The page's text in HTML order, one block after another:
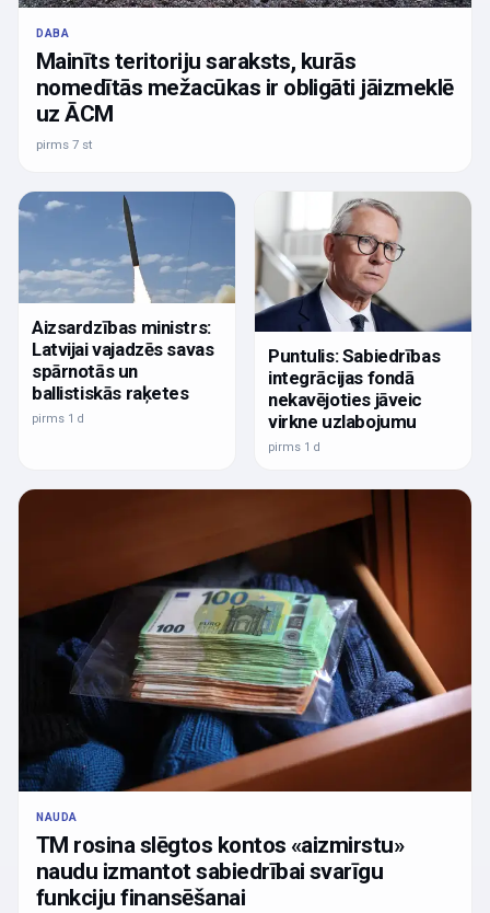
DABA
Mainīts teritoriju saraksts, kurās
nomedītās mežacūkas ir obligāti jāizmeklē
uz ĀCM
pirms 7 st
Aizsardzības ministrs:
Latvijai vajadzēs savas
spārnotās un
ballistiskās raķetes
pirms 1 d
Puntulis: Sabiedrības
integrācijas fondā
nekavējoties jāveic
virkne uzlabojumu
pirms 1 d
NAUDA
TM rosina slēgtos kontos «aizmirstu»
naudu izmantot sabiedrībai svarīgu
funkciju finansēšanai